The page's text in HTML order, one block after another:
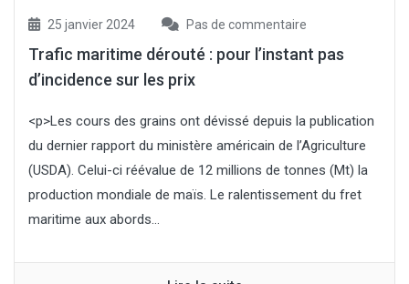
25 janvier 2024 Pas de commentaire
Trafic maritime dérouté : pour l’instant pas
d’incidence sur les prix
<p>Les cours des grains ont dévissé depuis la publication
du dernier rapport du ministère américain de l’Agriculture
(USDA). Celui-ci réévalue de 12 millions de tonnes (Mt) la
production mondiale de maïs. Le ralentissement du fret
maritime aux abords...